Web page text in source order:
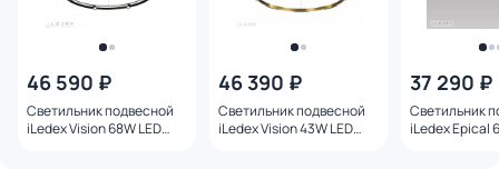
46 590 ₽
Светильник подвесной
iLedex Vision 68W LED
46 390 ₽
Светильник подвесной
iLedex Vision 43W LED
37 290 ₽
Светильник
iLedex Epical